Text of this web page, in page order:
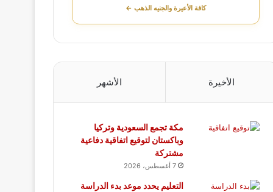
كافة الأعيرة والجنيه الذهب ←
الأخيرة الأشهر
مكة تجمع السعودية وتركيا
وباكستان لتوقيع اتفاقية دفاعية
مشتركة
7 أغسطس، 2026
التعليم يحدد موعد بدء الدراسة